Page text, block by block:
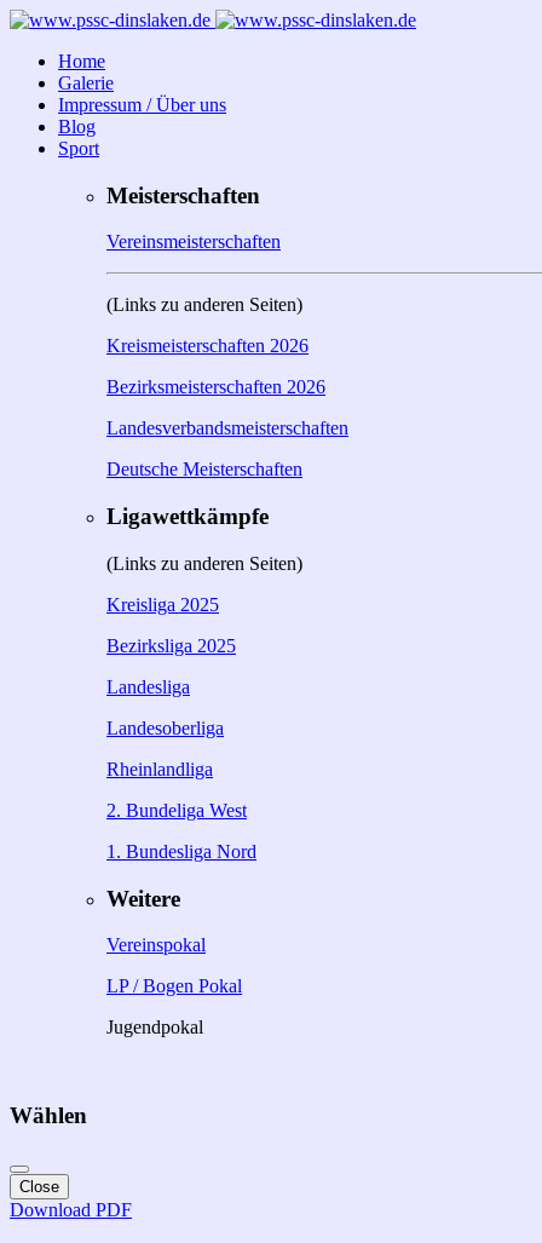
Home
Galerie
Impressum / Über uns
Blog
Sport
Meisterschaften
Vereinsmeisterschaften
(Links zu anderen Seiten)
Kreismeisterschaften 2026
Bezirksmeisterschaften 2026
Landesverbandsmeisterschaften
Deutsche Meisterschaften
Ligawettkämpfe
(Links zu anderen Seiten)
Kreisliga 2025
Bezirksliga 2025
Landesliga
Landesoberliga
Rheinlandliga
2. Bundeliga West
1. Bundesliga Nord
Weitere
Vereinspokal
LP / Bogen Pokal
Jugendpokal
Wählen
Close
Download PDF